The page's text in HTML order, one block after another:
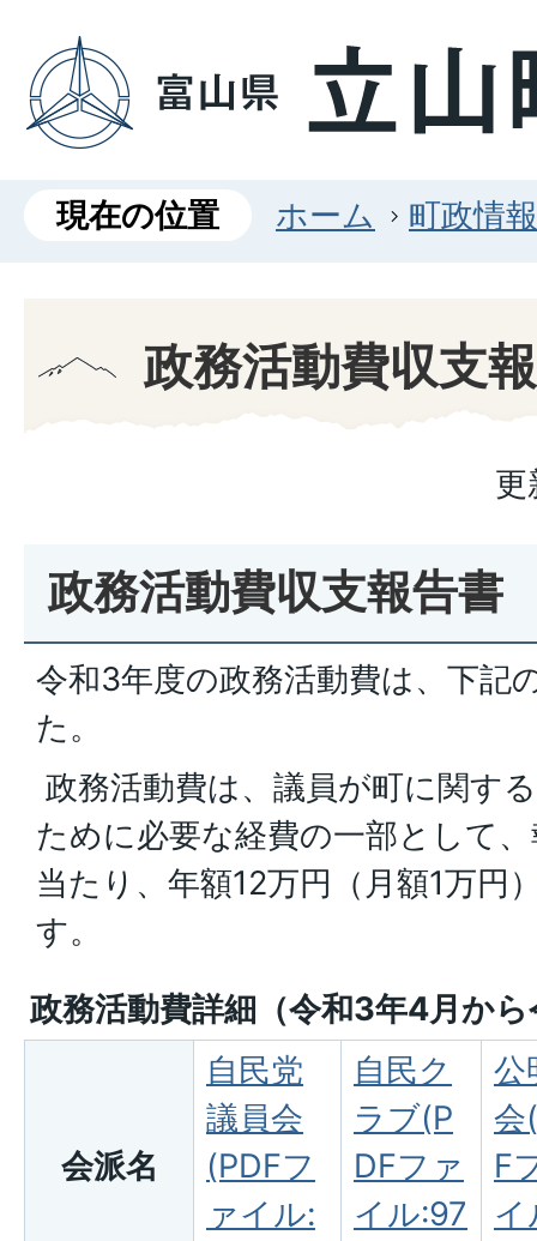
現在の位置 ホーム 町政情報
政務活動費収支
更
政務活動費収支報告書
令和3年度の政務活動費は、下記
た。
政務活動費は、議員が町に関す
ために必要な経費の一部として
当たり、年額12万円（月額1万円
す。
政務活動費詳細（令和3年4月か
会派名
自民党
議員会
(PDFフ
ァイル:
自民ク
ラブ(P
DFファ
イル:97
公
会
F
イ